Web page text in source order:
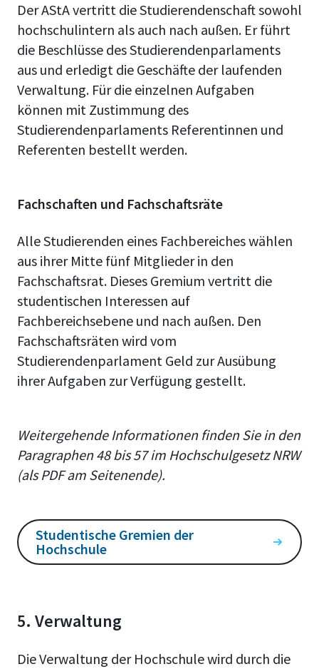
Der AStA vertritt die Studierendenschaft sowohl
hochschulintern als auch nach außen. Er führt
die Beschlüsse des Studierendenparlaments
aus und erledigt die Geschäfte der laufenden
Verwaltung. Für die einzelnen Aufgaben
können mit Zustimmung des
Studierendenparlaments Referentinnen und
Referenten bestellt werden.
Fachschaften und Fachschaftsräte
Alle Studierenden eines Fachbereiches wählen
aus ihrer Mitte fünf Mitglieder in den
Fachschaftsrat. Dieses Gremium vertritt die
studentischen Interessen auf
Fachbereichsebene und nach außen. Den
Fachschaftsräten wird vom
Studierendenparlament Geld zur Ausübung
ihrer Aufgaben zur Verfügung gestellt.
Weitergehende Informationen finden Sie in den
Paragraphen 48 bis 57 im Hochschulgesetz NRW
(als PDF am Seitenende).
Studentische Gremien der
Hochschule
5. Verwaltung
Die Verwaltung der Hochschule wird durch die